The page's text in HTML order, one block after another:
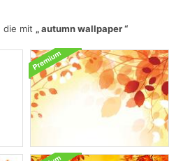
die mit
autumn wallpaper